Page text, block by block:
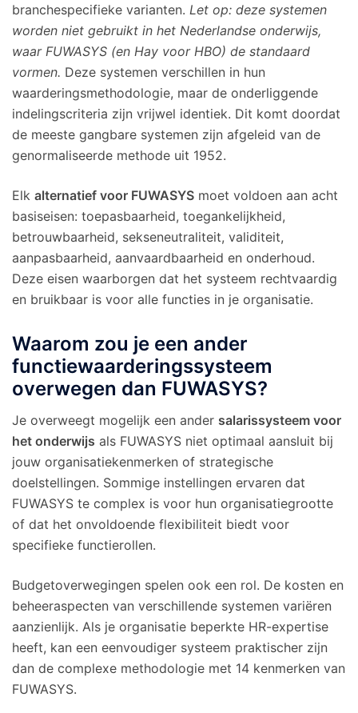
branchespecifieke varianten. Let op: deze systemen
worden niet gebruikt in het Nederlandse onderwijs,
waar FUWASYS (en Hay voor HBO) de standaard
vormen. Deze systemen verschillen in hun
waarderingsmethodologie, maar de onderliggende
indelingscriteria zijn vrijwel identiek. Dit komt doordat
de meeste gangbare systemen zijn afgeleid van de
genormaliseerde methode uit 1952.
Elk alternatief voor FUWASYS moet voldoen aan acht
basiseisen: toepasbaarheid, toegankelijkheid,
betrouwbaarheid, sekseneutraliteit, validiteit,
aanpasbaarheid, aanvaardbaarheid en onderhoud.
Deze eisen waarborgen dat het systeem rechtvaardig
en bruikbaar is voor alle functies in je organisatie.
Waarom zou je een ander
functiewaarderingssysteem
overwegen dan FUWASYS?
Je overweegt mogelijk een ander salarissysteem voor
het onderwijs als FUWASYS niet optimaal aansluit bij
jouw organisatiekenmerken of strategische
doelstellingen. Sommige instellingen ervaren dat
FUWASYS te complex is voor hun organisatiegrootte
of dat het onvoldoende flexibiliteit biedt voor
specifieke functierollen.
Budgetoverwegingen spelen ook een rol. De kosten en
beheeraspecten van verschillende systemen variëren
aanzienlijk. Als je organisatie beperkte HR-expertise
heeft, kan een eenvoudiger systeem praktischer zijn
dan de complexe methodologie met 14 kenmerken van
FUWASYS.